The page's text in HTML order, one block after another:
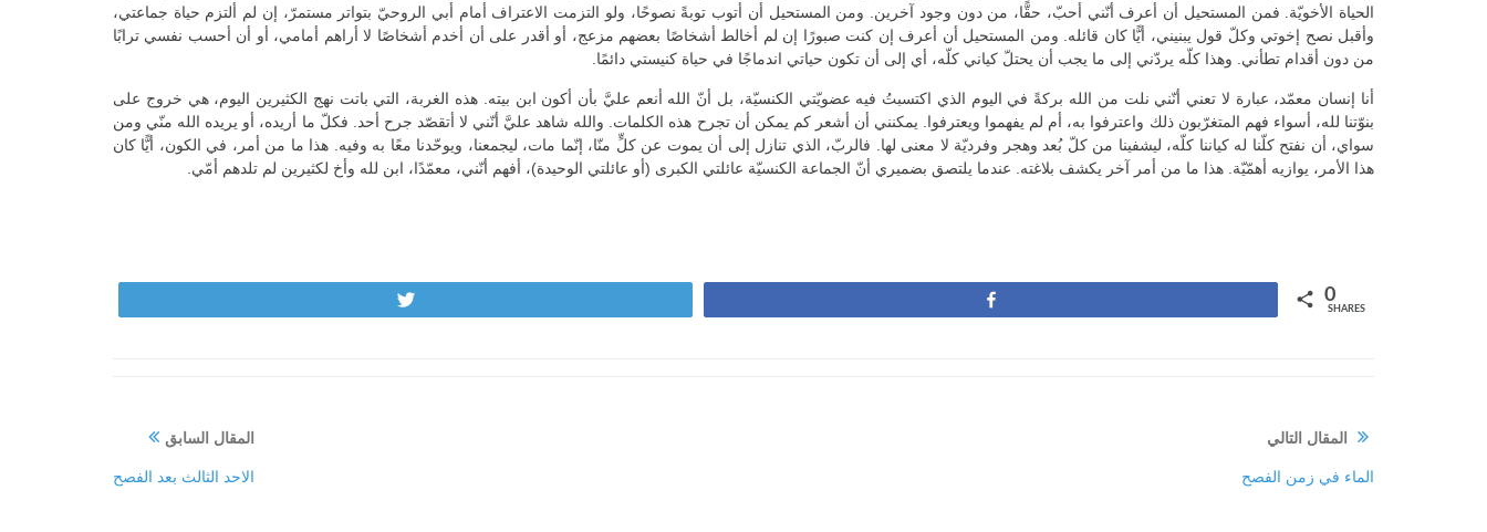
الحياة الأخويّة. فمن المستحيل أن أعرف أنّني أحبّ، حقًّا، من دون وجود آخرين. ومن المستحيل أن أتوب توبةً نصوحًا، ولو التزمت الاعتراف أمام أبي الروحيّ بتواتر مستمرّ، إن لم ألتزم حياة جماعتي،
وأقبل نصح إخوتي وكلّ قول يبنيني، أيًّا كان قائله. ومن المستحيل أن أعرف إن كنت صبورًا إن لم أخالط أشخاصًا بعضهم مزعج، أو أقدر على أن أخدم أشخاصًا لا أراهم أمامي، أو أن أحسب نفسي ترابًا
من دون أقدام تطأني. وهذا كلّه يردّني إلى ما يجب أن يحتلّ كياني كلّه، أي إلى أن تكون حياتي اندماجًا في حياة كنيستي دائمًا.
أنا إنسان معمّد، عبارة لا تعني أنّني نلت من الله بركةً في اليوم الذي اكتسبتُ فيه عضويّتي الكنسيّة، بل أنّ الله أنعم عليَّ بأن أكون ابن بيته. هذه الغربة، التي باتت نهج الكثيرين اليوم، هي خروج على
بنوّتنا لله، أسواء فهم المتغرّبون ذلك واعترفوا به، أم لم يفهموا ويعترفوا. يمكنني أن أشعر كم يمكن أن تجرح هذه الكلمات. والله شاهد عليَّ أنّني لا أتقصّد جرح أحد. فكلّ ما أريده، أو يريده الله منّي ومن
سواي، أن نفتح كلّنا له كياننا كلّه، ليشفينا من كلّ بُعد وهجر وفرديّة لا معنى لها. فالربّ، الذي تنازل إلى أن يموت عن كلٍّ منّا، إنّما مات، ليجمعنا، ويوحّدنا معًا به وفيه. هذا ما من أمر، في الكون، أيًّا كان
هذا الأمر، يوازيه أهمّيّة. هذا ما من أمر آخر يكشف بلاغته. عندما يلتصق بضميري أنّ الجماعة الكنسيّة عائلتي الكبرى (أو عائلتي الوحيدة)، أفهم أنّني، معمّدًا، ابن لله وأخ لكثيرين لم تلدهم أمّي.
0
SHARES
المقال السابق
الاحد الثالث بعد الفصح
المقال التالي
الماء في زمن الفصح